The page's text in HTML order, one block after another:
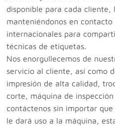
disponible para cada cliente,
manteniéndonos en
internacionales para
técnicas de etiquetas.
Nos enorgullecemos de
servicio al cliente, así como
impresión de alta calidad,
corte, máquina de
contáctenos sin importar
le dará uso a la máquina,